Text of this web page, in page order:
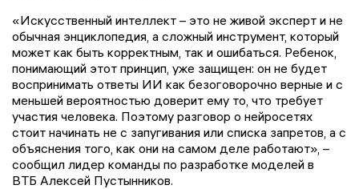
«Искусственный интеллект – это не живой эксперт и не
обычная энциклопедия, а сложный инструмент, который
может как быть корректным, так и ошибаться. Ребенок,
понимающий этот принцип, уже защищен: он не будет
воспринимать ответы ИИ как безоговорочно верные и с
меньшей вероятностью доверит ему то, что требует
участия человека. Поэтому разговор о нейросетях
стоит начинать не с запугивания или списка запретов, а с
объяснения того, как они на самом деле работают», –
сообщил лидер команды по разработке моделей в
ВТБ Алексей Пустынников.